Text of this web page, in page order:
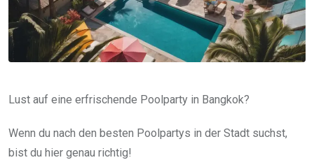
Lust auf eine erfrischende Poolparty in Bangkok?
Wenn du nach den besten Poolpartys in der Stadt suchst,
bist du hier genau richtig!